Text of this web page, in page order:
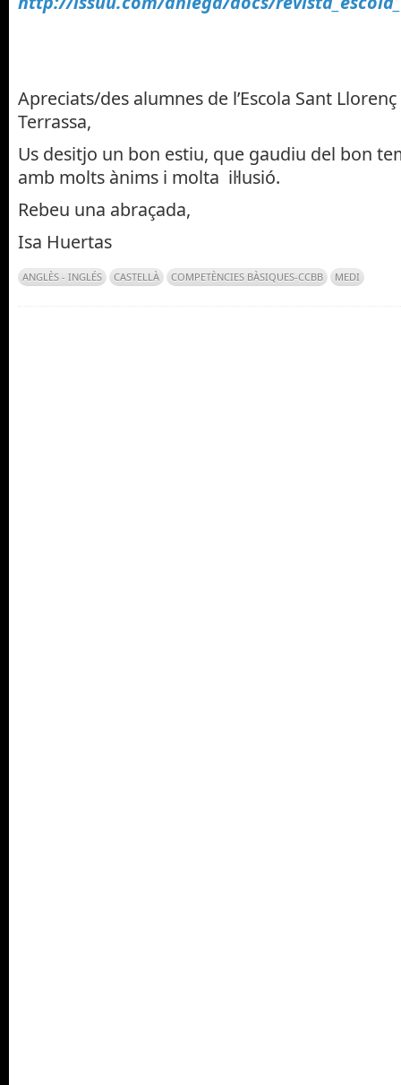
Apreciats/des alumnes de l’Escola Sant
Terrassa,
Us desitjo un bon estiu, que gaudiu del bon
amb molts ànims i molta il·lusió.
Rebeu una abraçada,
Isa Huertas
ANGLÈS - INGLÉS CASTELLÀ COMPETÈNCIES BÀSIQUES-CCBB MEDI